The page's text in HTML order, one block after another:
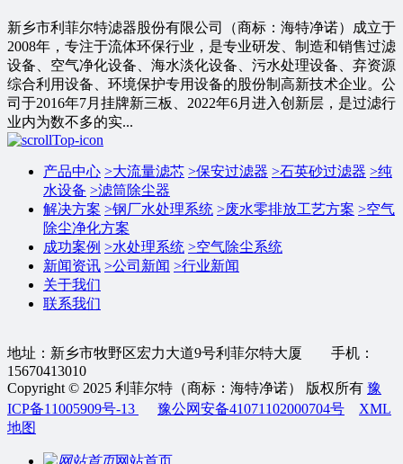
新乡市利菲尔特滤器股份有限公司（商标：海特净诺）成立于
2008年，专注于流体环保行业，是专业研发、制造和销售过滤
设备、空气净化设备、海水淡化设备、污水处理设备、弃资源
综合利用设备、环境保护专用设备的股份制高新技术企业。公
司于2016年7月挂牌新三板、2022年6月进入创新层，是过滤行
业内为数不多的实...
产品中心 >大流量滤芯 >保安过滤器 >石英砂过滤器 >纯
水设备 >滤筒除尘器
解决方案 >钢厂水处理系统 >废水零排放工艺方案 >空气
除尘净化方案
成功案例 >水处理系统 >空气除尘系统
新闻资讯 >公司新闻 >行业新闻
关于我们
联系我们
地址：新乡市牧野区宏力大道9号利菲尔特大厦 手机：
15670413010
Copyright © 2025 利菲尔特（商标：海特净诺） 版权所有 豫
ICP备11005909号-13
豫公网安备41071102000704号
XML
地图
网站首页